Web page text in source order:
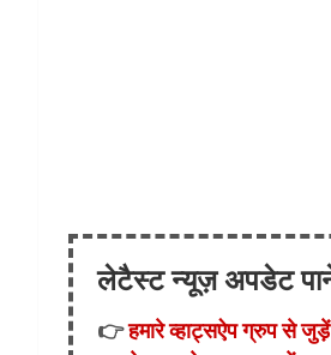
लेटैस्ट न्यूज़ अपडेट
👉हमारे व्हाट्सऐप ग्रुप से जुड़ें